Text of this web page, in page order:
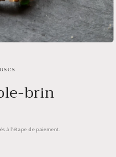
brin
à l'étape de paiement.